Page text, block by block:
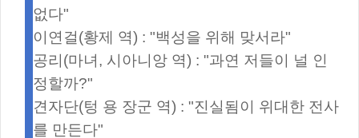
없다"
이연걸(황제 역) : "백성을 위해 맞서라"
공리(마녀, 시아니앙 역) : "과연 저들이 널 인
정할까?"
견자단(텅 용 장군 역) : "진실됨이 위대한 전사
를 만든다"